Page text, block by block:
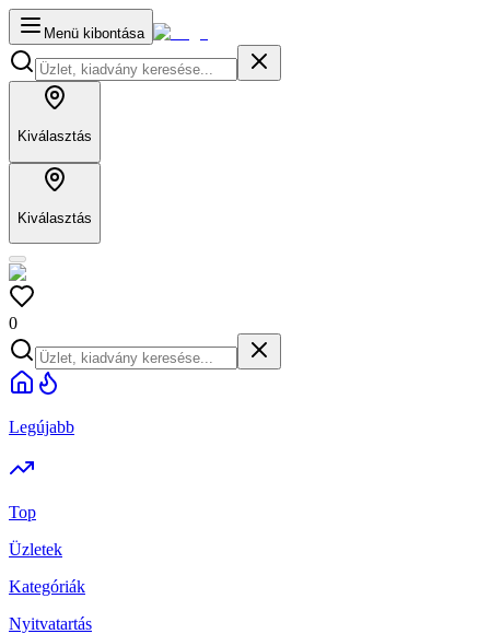
Menü kibontása
Kiválasztás
Kiválasztás
0
Legújabb
Top
Üzletek
Kategóriák
Nyitvatartás